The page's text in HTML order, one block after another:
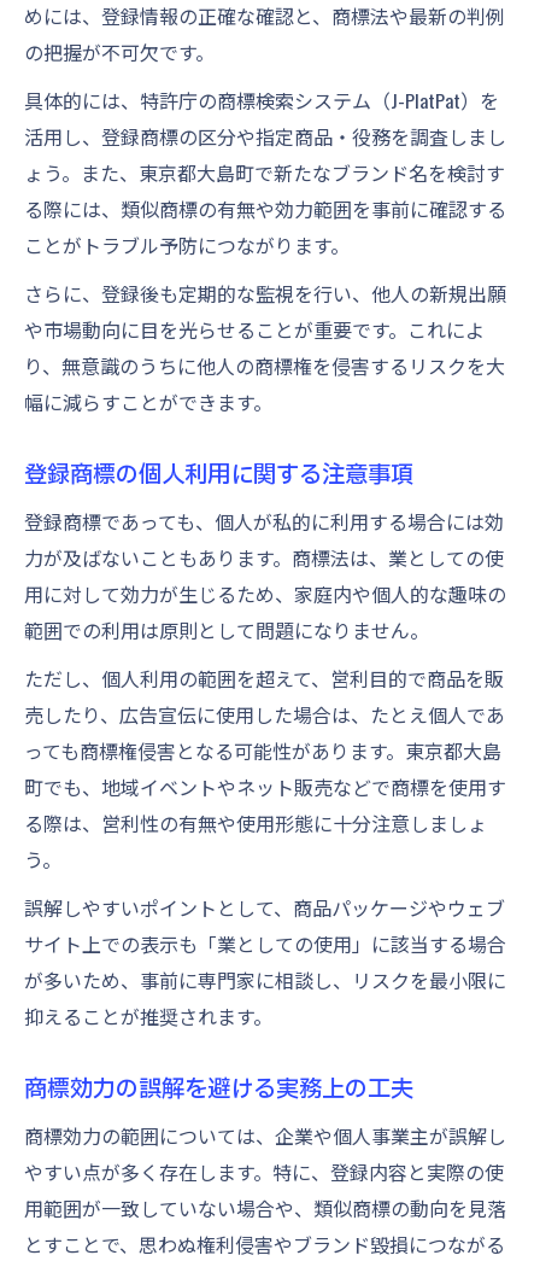
めには、登録情報の正確な確認と、商標法や最新の判例
の把握が不可欠です。
具体的には、特許庁の商標検索システム（J-PlatPat）を
活用し、登録商標の区分や指定商品・役務を調査しまし
ょう。また、東京都大島町で新たなブランド名を検討す
る際には、類似商標の有無や効力範囲を事前に確認する
ことがトラブル予防につながります。
さらに、登録後も定期的な監視を行い、他人の新規出願
や市場動向に目を光らせることが重要です。これによ
り、無意識のうちに他人の商標権を侵害するリスクを大
幅に減らすことができます。
登録商標の個人利用に関する注意事項
登録商標であっても、個人が私的に利用する場合には効
力が及ばないこともあります。商標法は、業としての使
用に対して効力が生じるため、家庭内や個人的な趣味の
範囲での利用は原則として問題になりません。
ただし、個人利用の範囲を超えて、営利目的で商品を販
売したり、広告宣伝に使用した場合は、たとえ個人であ
っても商標権侵害となる可能性があります。東京都大島
町でも、地域イベントやネット販売などで商標を使用す
る際は、営利性の有無や使用形態に十分注意しましょ
う。
誤解しやすいポイントとして、商品パッケージやウェブ
サイト上での表示も「業としての使用」に該当する場合
が多いため、事前に専門家に相談し、リスクを最小限に
抑えることが推奨されます。
商標効力の誤解を避ける実務上の工夫
商標効力の範囲については、企業や個人事業主が誤解し
やすい点が多く存在します。特に、登録内容と実際の使
用範囲が一致していない場合や、類似商標の動向を見落
とすことで、思わぬ権利侵害やブランド毀損につながる